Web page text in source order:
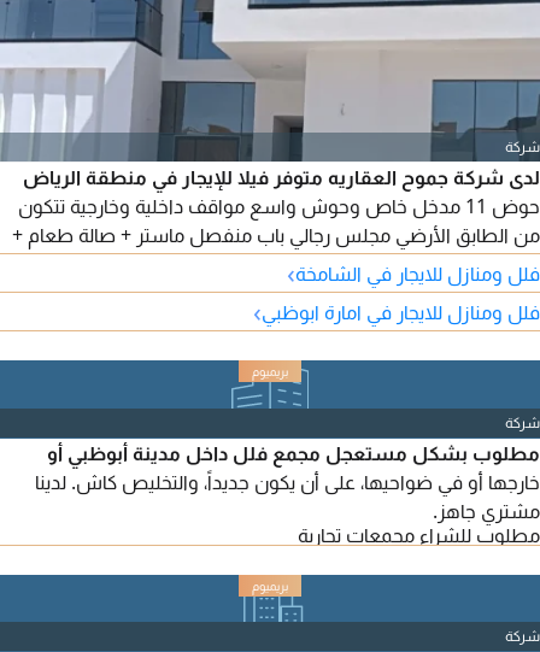
شركة
لدى شركة جموح العقاريه متوفر فيلا للإيجار في منطقة الرياض
حوض 11 مدخل خاص وحوش واسع مواقف داخلية وخارجية تتكون
من الطابق الأرضي مجلس رجالي باب منفصل ماستر + صالة طعام +
مجلس حريمي ماستر + صالة ماستر واسعه ويوجد لفت وغرفة خادمة
ماستر ومطبخ الطابق الثاني غرفة ماستر + دريسنج و2 غرفة ماستر
وصالة ماستر وواسعه
فلل ومنازل للايجار في الشامخة›
فلل ومنازل للايجار في امارة ابوظبي›
شركة
مطلوب بشكل مستعجل مجمع فلل داخل مدينة أبوظبي أو
خارجها أو في ضواحيها، على أن يكون جديداً، والتخليص كاش. لدينا
مشتري جاهز.
مطلوب للشراء مجمعات تجارية
شركة